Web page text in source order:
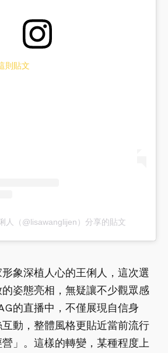
則貼文
人（@lisawanglijen）分享的貼文
象深植人心的王俐人，這次選
姿態亮相，無疑讓不少觀眾感
的直播中，不僅展現自信身
動，整體風格更貼近當前流行
」。這樣的轉變，某種程度上